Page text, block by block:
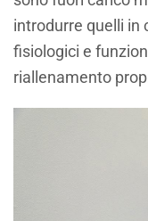
introdurre quelli in
fisiologici e
riallenamento